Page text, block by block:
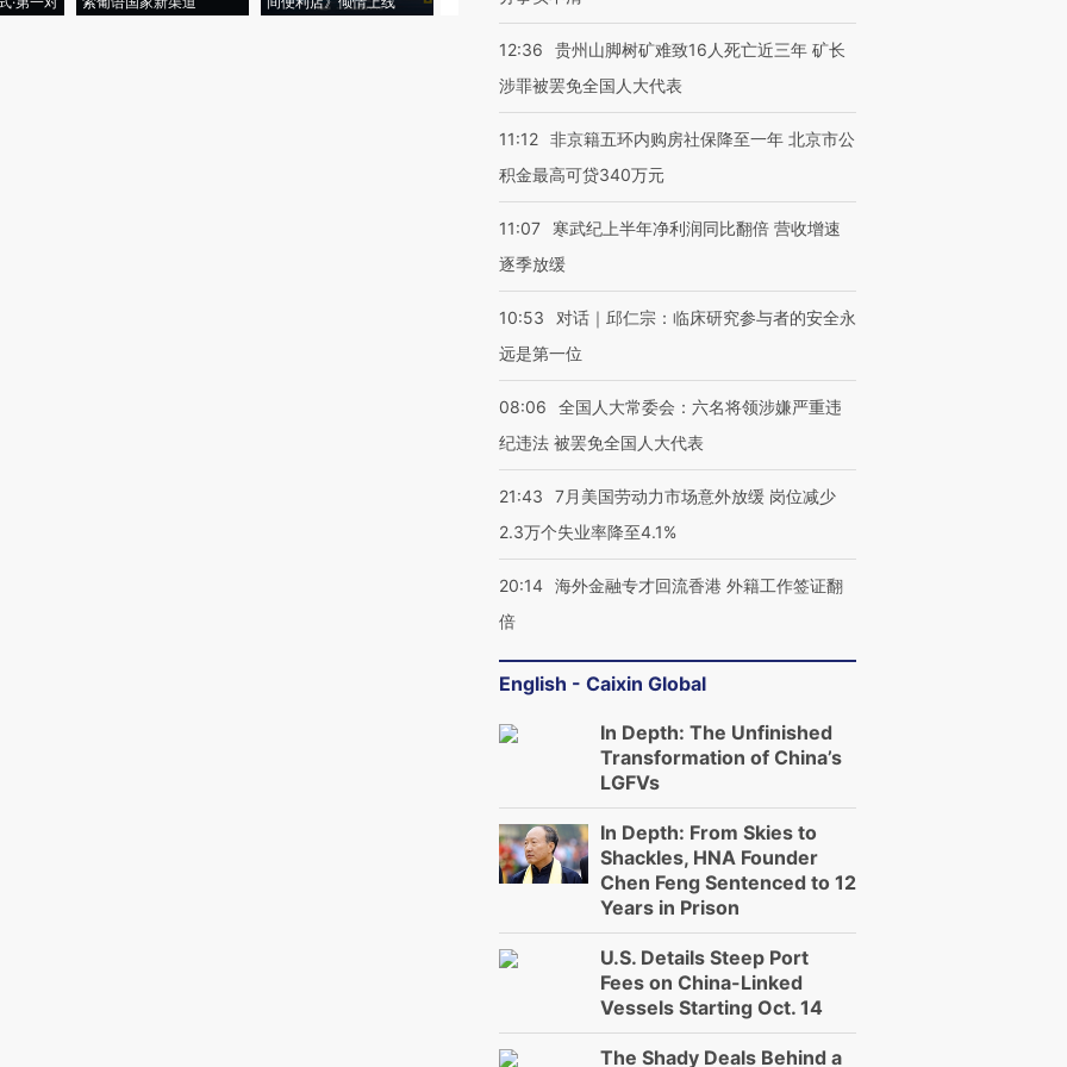
12:36
贵州山脚树矿难致16人死亡近三年 矿长
涉罪被罢免全国人大代表
11:12 非京籍五环内购房社保降至一年 北京市公
积金最高可贷340万元
11:07
寒武纪上半年净利润同比翻倍 营收增速
逐季放缓
10:53
对话｜邱仁宗：临床研究参与者的安全永
远是第一位
08:06
全国人大常委会：六名将领涉嫌严重违
纪违法 被罢免全国人大代表
21:43
7月美国劳动力市场意外放缓 岗位减少
2.3万个失业率降至4.1%
20:14 海外金融专才回流香港 外籍工作签证翻
倍
English - Caixin Global
In Depth: The Unfinished
Transformation of China’s
LGFVs
In Depth: From Skies to
Shackles, HNA Founder
Chen Feng Sentenced to 12
Years in Prison
U.S. Details Steep Port
Fees on China-Linked
Vessels Starting Oct. 14
The Shady Deals Behind a